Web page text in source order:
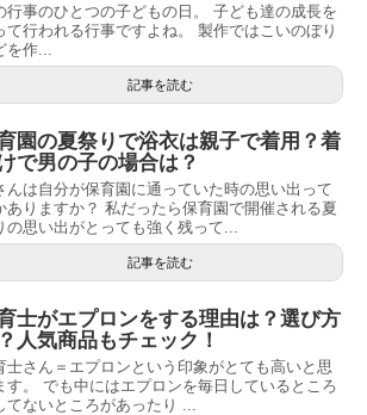
行事のひとつの子どもの日。 子ども達の成長を
て行われる行事ですよね。 製作ではこいのぼり
を作...
記事を読む
園の夏祭りで浴衣は親子で着用？着
で男の子の場合は？
んは自分が保育園に通っていた時の思い出って
ありますか？ 私だったら保育園で開催される夏
の思い出がとっても強く残って...
記事を読む
士がエプロンをする理由は？選び方
人気商品もチェック！
士さん＝エプロンという印象がとても高いと思
す。 でも中にはエプロンを毎日しているところ
てないところがあったり ...